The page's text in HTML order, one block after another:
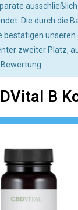
ausschließlich
Die durch die
bestätigen unseren
zweiter Platz,
B